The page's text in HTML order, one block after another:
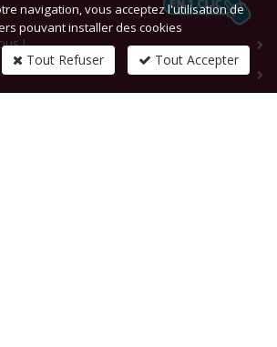
!
navigation, vous acceptez l'utilisation de
pouvant installer des cookies
Tout Refuser Tout Accepter